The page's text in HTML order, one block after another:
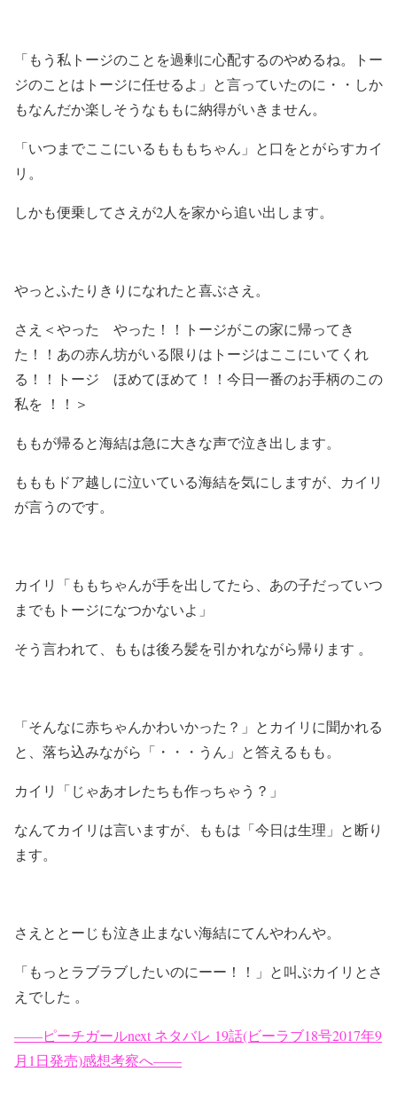
「もう私トージのことを過剰に心配するのやめるね。トー
ジのことはトージに任せるよ」と言っていたのに・・しか
もなんだか楽しそうなももに納得がいきません。
「いつまでここにいるもももちゃん」と口をとがらすカイ
リ。
しかも便乗してさえが2人を家から追い出します。
やっとふたりきりになれたと喜ぶさえ。
さえ＜やった やった！！トージがこの家に帰ってき
た！！あの赤ん坊がいる限りはトージはここにいてくれ
る！！トージ ほめてほめて！！今日一番のお手柄のこの
私を ！！＞
ももが帰ると海結は急に大きな声で泣き出します。
もももドア越しに泣いている海結を気にしますが、カイリ
が言うのです。
カイリ「ももちゃんが手を出してたら、あの子だっていつ
までもトージになつかないよ」
そう言われて、ももは後ろ髪を引かれながら帰ります 。
「そんなに赤ちゃんかわいかった？」とカイリに聞かれる
と、落ち込みながら「・・・うん」と答えるもも。
カイリ「じゃあオレたちも作っちゃう？」
なんてカイリは言いますが、ももは「今日は生理」と断り
ます。
さえととーじも泣き止まない海結にてんやわんや。
「もっとラブラブしたいのにーー！！」と叫ぶカイリとさ
えでした 。
——ピーチガールnext ネタバレ 19話(ビーラブ18号2017年9
月1日発売)感想考察へ——